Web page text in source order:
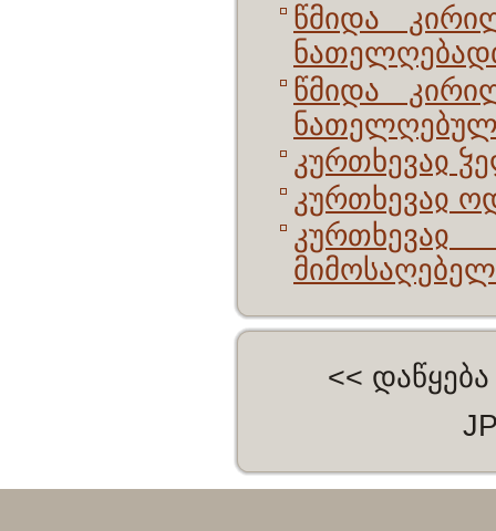
წმიდა
წმიდა
კურთხევაჲ
კურთხევაჲ
<< დაწყება